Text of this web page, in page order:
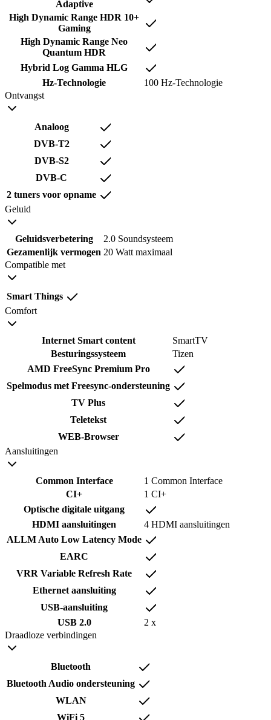
Adaptive
High Dynamic Range HDR 10+
Gaming
High Dynamic Range Neo
Quantum HDR
Hybrid Log Gamma HLG
Hz-Technologie
100 Hz-Technologie
Ontvangst
Analoog
DVB-T2
DVB-S2
DVB-C
2 tuners voor opname
Geluid
Geluidsverbetering
2.0 Soundsysteem
Gezamenlijk vermogen 20 Watt maximaal
Compatible met
Smart Things
Comfort
Internet Smart content
SmartTV
Besturingssysteem
Tizen
AMD FreeSync Premium Pro
Spelmodus met Freesync-ondersteuning
TV Plus
Teletekst
WEB-Browser
Aansluitingen
Common Interface
1 Common Interface
CI+
1 CI+
Optische digitale uitgang
HDMI aansluitingen
4 HDMI aansluitingen
ALLM Auto Low Latency Mode
EARC
VRR Variable Refresh Rate
Ethernet aansluiting
USB-aansluiting
USB 2.0
2 x
Draadloze verbindingen
Bluetooth
Bluetooth Audio ondersteuning
WLAN
WiFi 5